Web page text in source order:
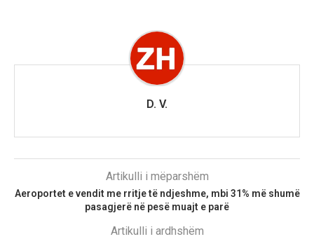
D. V.
Artikulli i mëparshëm
Aeroportet e vendit me rritje të ndjeshme, mbi 31% më shumë
pasagjerë në pesë muajt e parë
Artikulli i ardhshëm